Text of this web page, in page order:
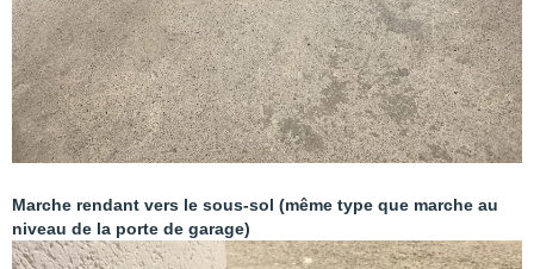
Marche rendant vers le sous-sol (même type que marche au
niveau de la porte de garage)